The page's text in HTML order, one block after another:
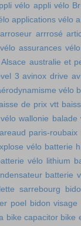
vélo appli vélo
applications vélo
arroseur arrrosé
assurances vélo
australie et
3 avinox drive
vélo
de prix vtt
wallonie balade
paris-roubaix
vélo batterie
vélo lithium
batterie
sarrebourg
poel bidon visage
bike capacitor bike